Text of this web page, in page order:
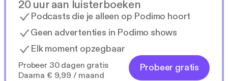
20 uur aan luisterboeken
Podcasts die je alleen op Podimo hoort
Geen advertenties in Podimo shows
Elk moment opzegbaar
Probeer 30 dagen gratis
Daarna € 9,99 / maand
Probeer gratis